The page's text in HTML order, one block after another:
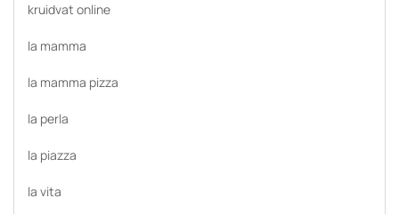
kruidvat online
la mamma
la mamma pizza
la perla
la piazza
la vita